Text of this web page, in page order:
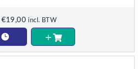
€19,00 incl. BTW